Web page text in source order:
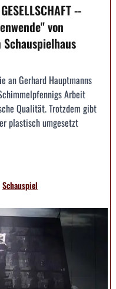
--
von
an Gerhard Hauptmanns
Arbeit
Qualität. Trotzdem gibt
plastisch umgesetzt
Schauspiel